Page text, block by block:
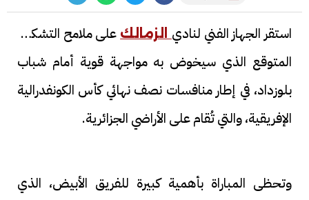
استقر الجهاز الفني لنادي الزمالكعلى ملامح التشكيل
المتوقع الذي سيخوض به مواجهة قوية أمام شباب
بلوزداد، في إطار منافسات نصف نهائي كأس الكونفدرالية
الإفريقية، والتي تُقام على الأراضي الجزائرية.
وتحظى المباراة بأهمية كبيرة للفريق الأبيض، الذي